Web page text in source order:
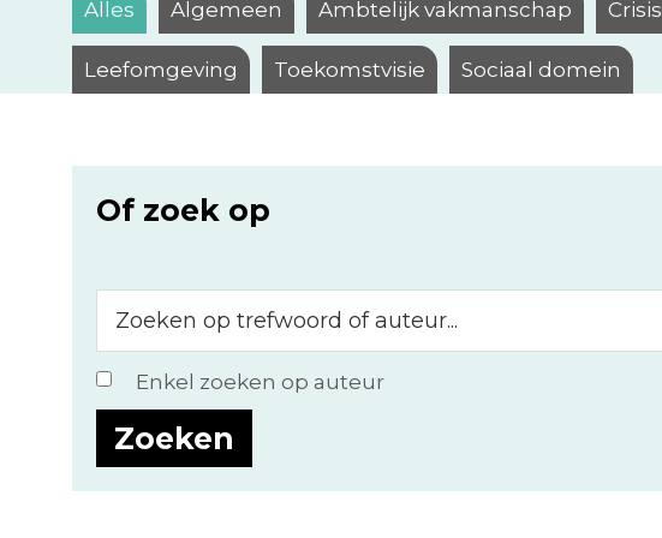
Alles Algemeen Ambtelijk vakmanschap Crisis
Leefomgeving Toekomstvisie Sociaal domein
Of zoek op
op
trefwoord
of
auteur...
Enkel zoeken op auteur